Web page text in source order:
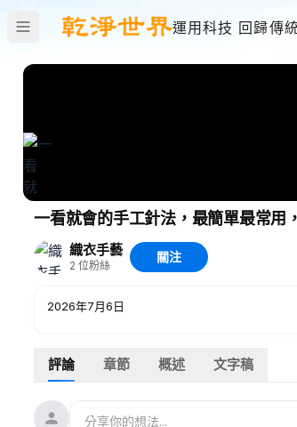
運用科技 回歸傳
一看就會的手工針法，最簡單最常用
織衣手藝
2 位粉絲
關注
2026年7月6日
評論 章節 概述 文字稿